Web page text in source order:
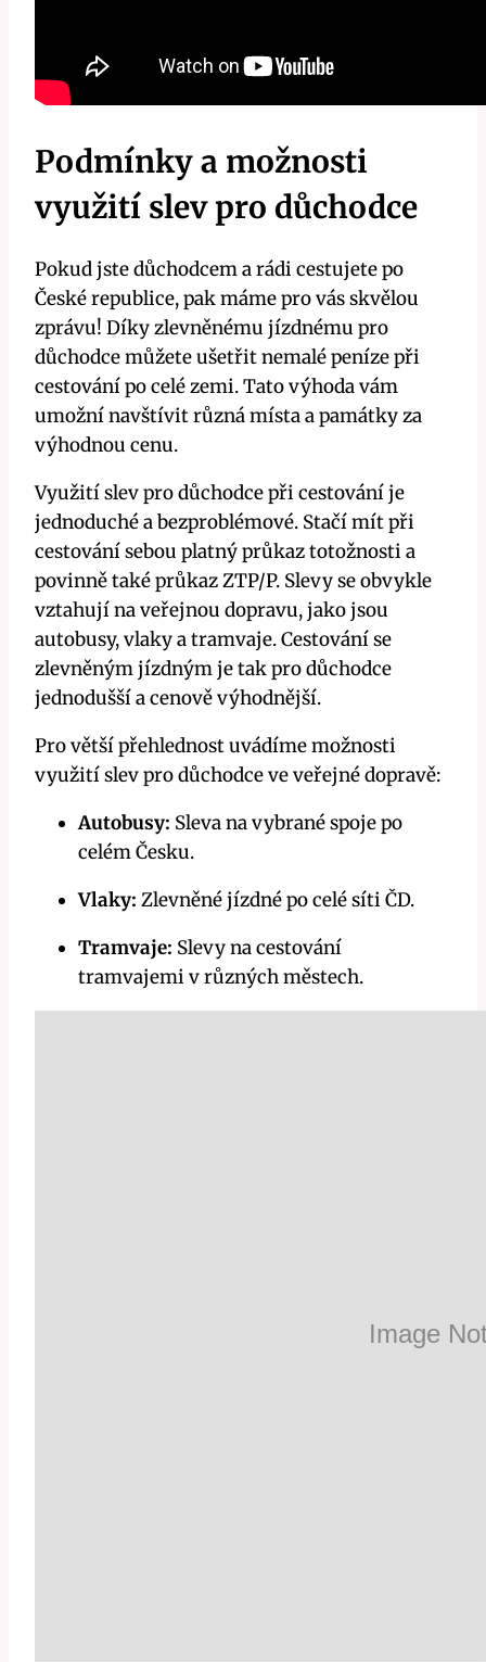
Podmínky a možnosti
využití slev pro důchodce
Pokud jste důchodcem a rádi cestujete po
České republice, pak máme pro vás skvělou
zprávu! Díky zlevněnému jízdnému pro
důchodce můžete ušetřit nemalé peníze při
cestování po celé zemi. Tato výhoda vám
umožní navštívit různá místa a památky za
výhodnou cenu.
Využití slev pro důchodce při cestování je
jednoduché a bezproblémové. Stačí mít při
cestování sebou platný průkaz totožnosti a
povinně také průkaz ZTP/P. Slevy se obvykle
vztahují na veřejnou dopravu, jako jsou
autobusy, vlaky a tramvaje. Cestování se
zlevněným jízdným je tak pro důchodce
jednodušší a cenově výhodnější.
Pro větší přehlednost uvádíme možnosti
využití slev pro důchodce ve veřejné dopravě:
Autobusy: Sleva na vybrané spoje po
celém Česku.
Vlaky: Zlevněné jízdné po celé síti ČD.
Tramvaje: Slevy na cestování
tramvajemi v různých městech.